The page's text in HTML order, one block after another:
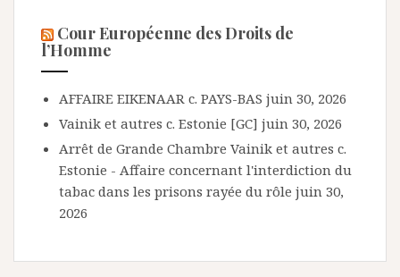
Cour Européenne des Droits de
l’Homme
AFFAIRE EIKENAAR c. PAYS-BAS juin 30, 2026
Vainik et autres c. Estonie [GC] juin 30, 2026
Arrêt de Grande Chambre Vainik et autres c.
Estonie - Affaire concernant l'interdiction du
tabac dans les prisons rayée du rôle juin 30,
2026